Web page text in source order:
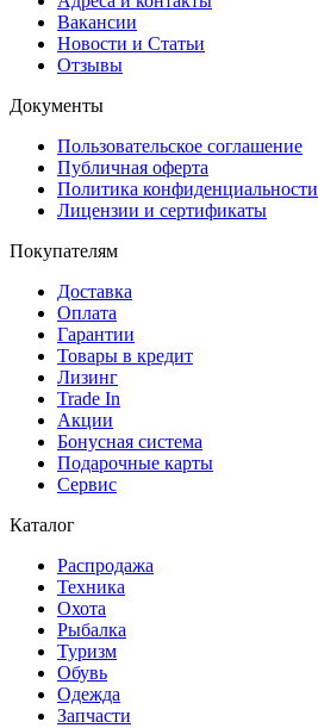
Вакансии
Новости и Статьи
Отзывы
Документы
Пользовательское соглашение
Публичная оферта
Политика конфиденциальности
Лицензии и сертификаты
Покупателям
Доставка
Оплата
Гарантии
Товары в кредит
Лизинг
Trade In
Акции
Бонусная система
Подарочные карты
Сервис
Каталог
Распродажа
Техника
Охота
Рыбалка
Туризм
Обувь
Одежда
Запчасти